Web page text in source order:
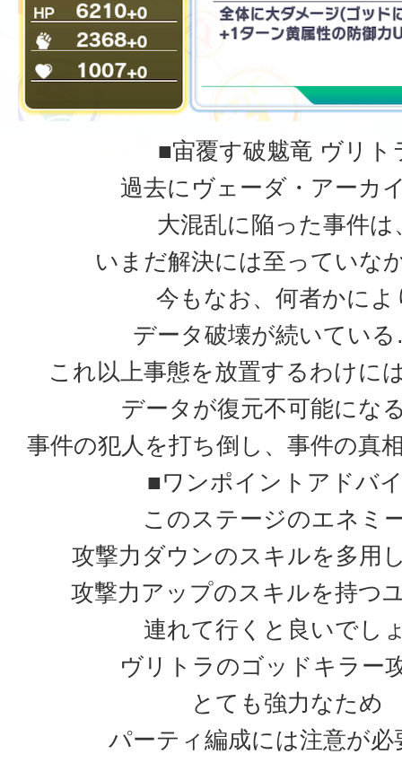
■宙覆す破魃竜 ヴリト
過去にヴェーダ・アーカ
大混乱に陥った事件は
いまだ解決には至っていな
今もなお、何者かによ
データ破壊が続いてい
これ以上事態を放置するわけに
データが復元不可能にな
事件の犯人を打ち倒し、事件の真
■ワンポイントアドバ
このステージのエネミ
攻撃力ダウンのスキルを多用
攻撃力アップのスキルを持つ
連れて行くと良いでし
ヴリトラのゴッドキラー
とても強力なため
パーティ編成には注意が必